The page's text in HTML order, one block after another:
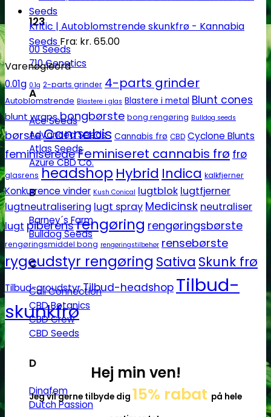
123
00 Seeds
710 Genetics
A
Ace Seeds
Advanced Seeds
Atlas Seeds
Azure CBD Co.
B
Barney´s Farm
Bulldog Seeds
C
Cali Connection
CBD Botanics
CBD Crew
CBD Seeds
D
Dinafem
Dutch Passion
Kritic | Autoblomstrende skunkfrø - Kannabia
Seeds Fra: kr. 65.00
Varenøgleord
0.01g 0.1g 2-parts grinder 4-parts grinder
Autoblomstrende Blastere i glas Blastere i metal Blunt cones
blunt wraps bongbørste bong rengøring Bulldog seeds
børsteCannabis Cannabis frø CBD Cyclone Blunts
feminiseredeFeminiseret cannabis frø frø
glasrens headshop Hybrid Indica kalkfjerner
Konkurrence vinder Kush Conical lugtblok lugtfjerner
lugtneutralisering lugt spray Medicinsk neutraliser
lugt piberensrengøring rengøringsbørste
rengøringsmiddel bong rengøringstilbehør rensebørste
rygeudstyr rengøring Sativa Skunk frø
Tilbud-groudstyrTilbud-headshop Tilbud-
skunkfrø
Hej min ven!
Jeg vil gerne tilbyde dig 15% rabat på hele